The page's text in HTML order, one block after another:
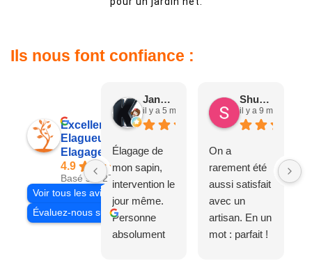
Ils nous font confiance :
Excellent
Elagueur 77
Elagage Villiers
4.9
Basé sur 27 avis
Voir tous les avis
Évaluez-nous sur
Jane D.
il y a 5 mois
Élagage de
mon sapin,
intervention le
jour même.
Personne
absolument
Shuang & Jean K.
il y a 9 mois
On a
rarement été
aussi satisfait
avec un
artisan. En un
mot : parfait !